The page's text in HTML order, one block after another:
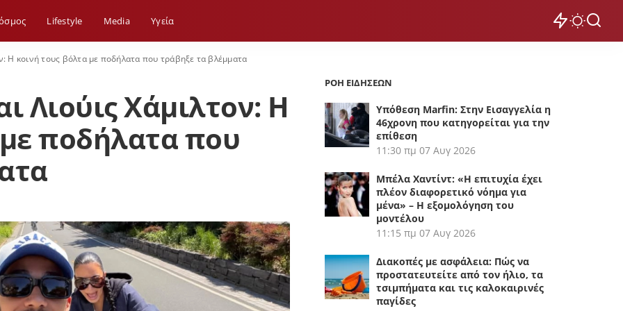
Lifestyle Media Yγεία
Η κοινή τους βόλτα με ποδήλατα που τράβηξε τα βλέμματα
Λιούις Χάμιλτον: Η
ποδήλατα που
ΡΟΗ ΕΙΔΗΣΕΩΝ
Υπόθεση Marfin: Στην Εισαγγελία η
46χρονη που κατηγορείται για την
επίθεση
11:30 πμ 07 Αυγ 2026
Μπέλα Χαντίντ: «Η επιτυχία έχει
πλέον διαφορετικό νόημα για
μένα» – Η εξομολόγηση του
μοντέλου
11:15 πμ 07 Αυγ 2026
Διακοπές με ασφάλεια: Πώς να
προστατευτείτε από τον ήλιο, τα
τσιμπήματα και τις καλοκαιρινές
παγίδες